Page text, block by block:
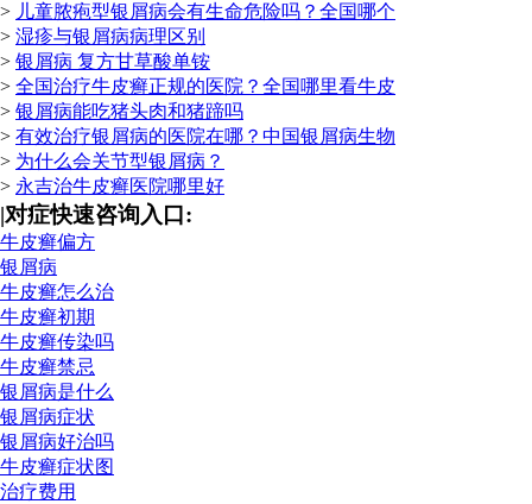
> 儿童脓疱型银屑病会有生命危险吗？全国哪个
> 湿疹与银屑病病理区别
> 银屑病 复方甘草酸单铵
> 全国治疗牛皮癣正规的医院？全国哪里看牛皮
> 银屑病能吃猪头肉和猪蹄吗
> 有效治疗银屑病的医院在哪？中国银屑病生物
> 为什么会关节型银屑病？
> 永吉治牛皮癣医院哪里好
|对症快速咨询入口:
牛皮癣偏方
银屑病
牛皮癣怎么治
牛皮癣初期
牛皮癣传染吗
牛皮癣禁忌
银屑病是什么
银屑病症状
银屑病好治吗
牛皮癣症状图
治疗费用